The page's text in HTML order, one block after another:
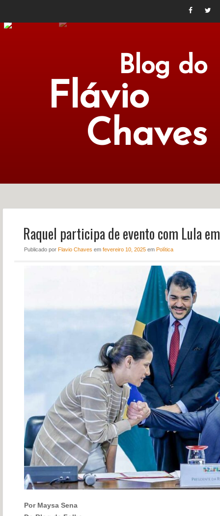
Blog do
Flávio
Chaves
NOTÍCIAS PERFIL
CONTATO
Raquel participa de evento com Lula
Publicado por Flavio Chaves em fevereiro 10, 2025em Política
Por Maysa Sena